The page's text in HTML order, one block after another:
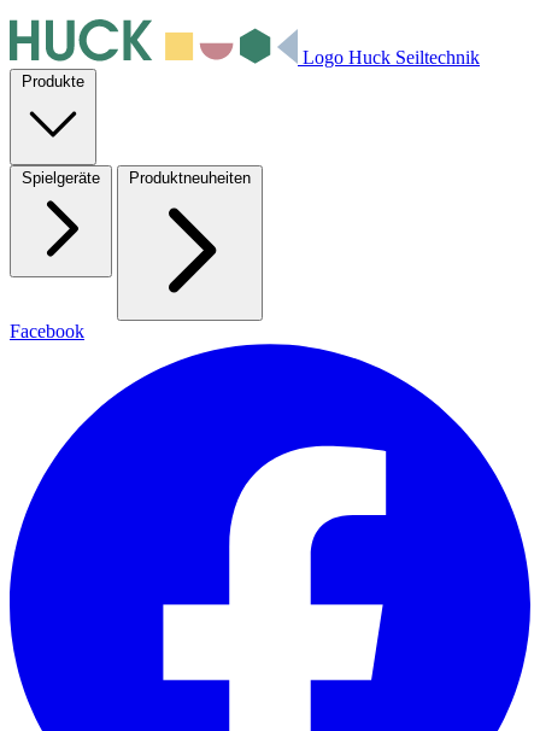
Logo Huck Seiltechnik
Produkte
Spielgeräte Produktneuheiten
Facebook